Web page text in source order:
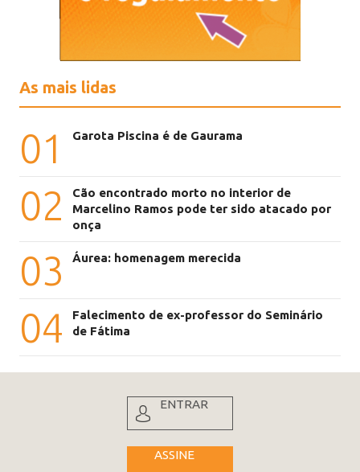
As mais lidas
01 Garota Piscina é de Gaurama
02
Cão encontrado morto no interior de
Marcelino Ramos pode ter sido atacado por
onça
03 Áurea: homenagem merecida
04
Falecimento de ex-professor do Seminário
de Fátima
ENTRAR
ASSINE